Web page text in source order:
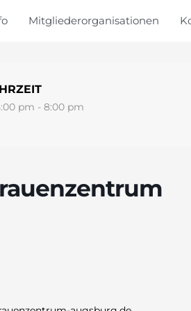
Mitgliederorganisationen
pm - 8:00 pm